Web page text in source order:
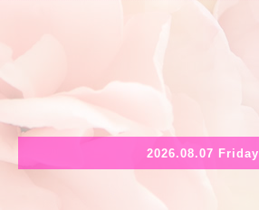
2026.08.07 Friday